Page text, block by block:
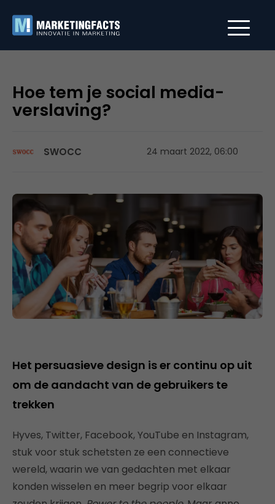
Hoe tem je social media-
verslaving?
SWOCC 24 maart 2022, 06:00
Het persuasieve design is er continu op uit
om de aandacht van de gebruikers te
trekken
Hyves, Twitter, Facebook, YouTube en Instagram,
stuk voor stuk schetsten ze een connectieve
wereld, waarin we van gedachten met elkaar
konden wisselen en meer begrip voor elkaar